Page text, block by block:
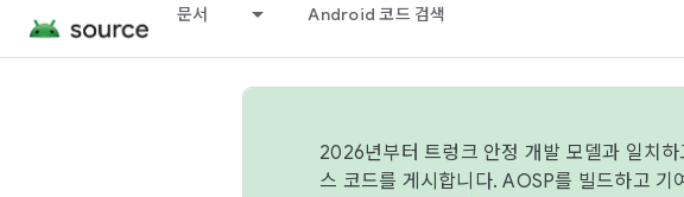
문서 Android 코드 검색
2026년부터 트렁크 안정 개발 모델과 일치
스 코드를 게시합니다. AOSP를 빌드하고 기